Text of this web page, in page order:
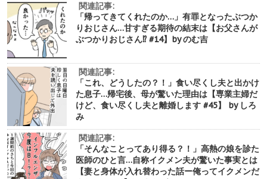
関連記事:
「帰ってきてくれたのか…」有罪となったぶつか
りおじさん…甘すぎる期待の結末は【お父さんが
ぶつかりおじさん⁉︎ #14】by のむ吉
関連記事:
「これ、どうしたの？！」食い尽くし夫と出かけ
た息子…帰宅後、母が驚いた理由は【専業主婦だ
けど、食い尽くし夫と離婚します #45】 by しろ
み
関連記事:
「そんなことってあり得る？！」高熱の娘を診た
医師のひと言…自称イクメン夫が驚いた事実とは
【妻と身体が入れ替わった話ー俺ってイクメンだ